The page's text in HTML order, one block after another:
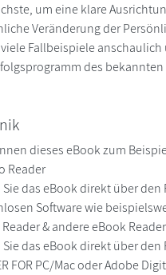
um eine klare
Veränderung der
Fallbeispiele
des
dieses eBook zum
Reader
Sie das eBook direkt über
Software wie
Reader & andere eBook Reader
Sie das eBook direkt über
FOR PC/Mac oder Adobe